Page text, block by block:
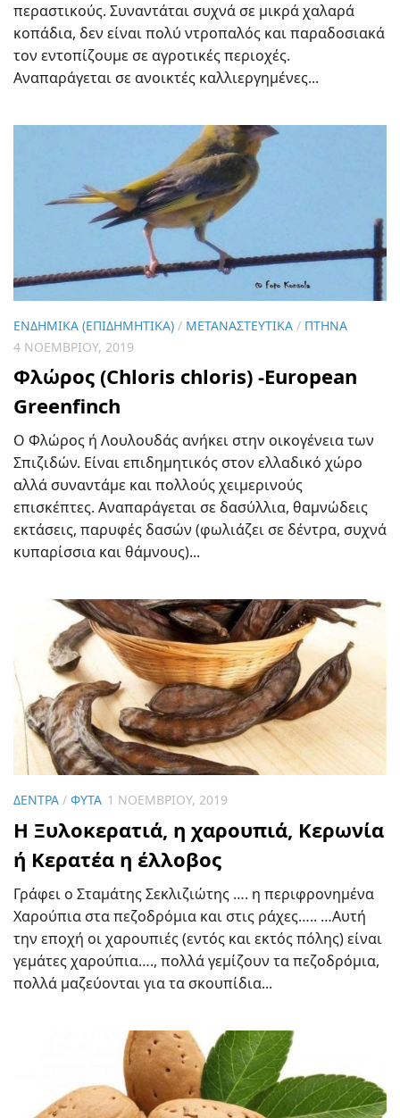
περαστικούς. Συναντάται συχνά σε μικρά χαλαρά
κοπάδια, δεν είναι πολύ ντροπαλός και παραδοσιακά
τον εντοπίζουμε σε αγροτικές περιοχές.
Αναπαράγεται σε ανοικτές καλλιεργημένες...
ΕΝΔΗΜΙΚΆ (ΕΠΙΔΗΜΗΤΙΚΆ) / ΜΕΤΑΝΑΣΤΕΥΤΙΚΆ / ΠΤΗΝΆ
4 ΝΟΕΜΒΡΊΟΥ, 2019
Φλώρος (Chloris chloris) -European
Greenfinch
Ο Φλώρος ή Λουλουδάς ανήκει στην οικογένεια των
Σπιζιδών. Είναι επιδημητικός στον ελλαδικό χώρο
αλλά συναντάμε και πολλούς χειμερινούς
επισκέπτες. Αναπαράγεται σε δασύλλια, θαμνώδεις
εκτάσεις, παρυφές δασών (φωλιάζει σε δέντρα, συχνά
κυπαρίσσια και θάμνους)...
ΔΈΝΤΡΑ / ΦΥΤΆ 1 ΝΟΕΜΒΡΊΟΥ, 2019
Η Ξυλοκερατιά, η χαρουπιά, Κερωνία
ή Κερατέα η έλλοβος
Γράφει ο Σταμάτης Σεκλιζιώτης …. η περιφρονημένα
Χαρούπια στα πεζοδρόμια και στις ράχες….. …Αυτή
την εποχή οι χαρουπιές (εντός και εκτός πόλης) είναι
γεμάτες χαρούπια…., πολλά γεμίζουν τα πεζοδρόμια,
πολλά μαζεύονται για τα σκουπίδια...